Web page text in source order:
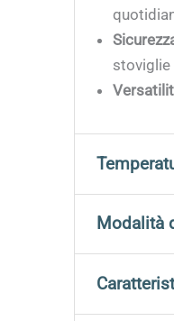
Per
Questa
Modalità
Adatti per